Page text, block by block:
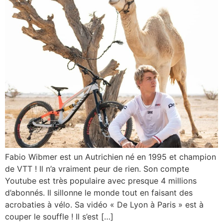
Fabio Wibmer est un Autrichien né en 1995 et champion
de VTT ! Il n’a vraiment peur de rien. Son compte
Youtube est très populaire avec presque 4 millions
d’abonnés. Il sillonne le monde tout en faisant des
acrobaties à vélo. Sa vidéo « De Lyon à Paris » est à
couper le souffle ! Il s’est […]